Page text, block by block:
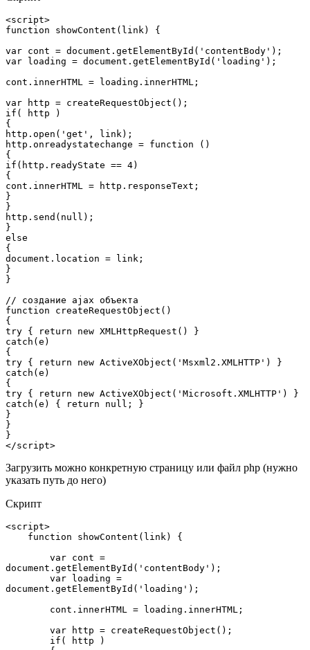
<script>
function showContent(link) {
var cont = document.getElementById('contentBody');
var loading = document.getElementById('loading');
cont.innerHTML = loading.innerHTML;
var http = createRequestObject();
if( http )
{
http.open('get', link);
http.onreadystatechange = function ()
{
if(http.readyState == 4)
{
cont.innerHTML = http.responseText;
}
}
http.send(null);
}
else
{
document.location = link;
}
}
// создание ajax объекта
function createRequestObject()
{
try { return new XMLHttpRequest() }
catch(e)
{
try { return new ActiveXObject('Msxml2.XMLHTTP') }
catch(e)
{
try { return new ActiveXObject('Microsoft.XMLHTTP') }
catch(e) { return null; }
}
}
}
</script>
Загрузить можно конкретную страницу или файл php (нужно
указать путь до него)
Скрипт
<script>
document.getElementById('contentBody');
document.getElementById('loading');